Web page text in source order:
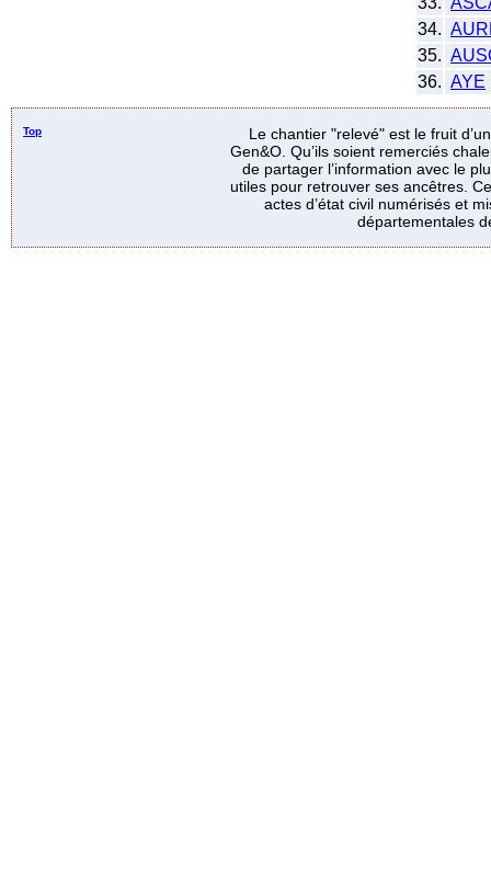
34.
35.
36. AYE
Top
Le chantier "relevé" est le fruit
Gen&O. Qu’ils soient remerciés
de partager l’information avec le
utiles pour retrouver ses ancêtres.
actes d’état civil numérisés et
départementales